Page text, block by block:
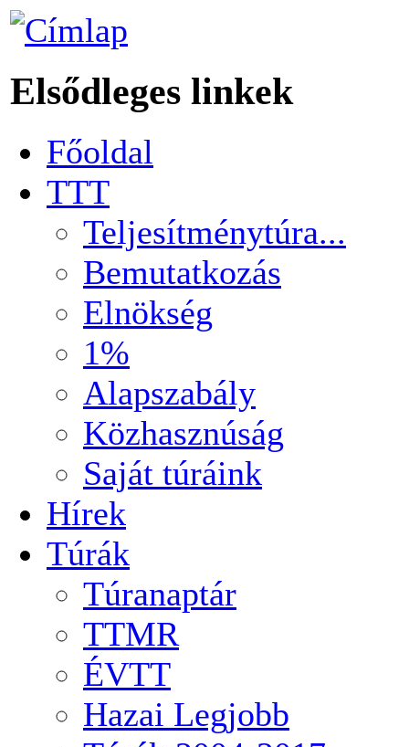
Elsődleges linkek
Főoldal
TTT
Teljesítménytúra...
Bemutatkozás
Elnökség
1%
Alapszabály
Közhasznúság
Saját túráink
Hírek
Túrák
Túranaptár
TTMR
ÉVTT
Hazai Legjobb